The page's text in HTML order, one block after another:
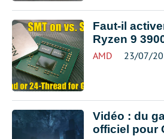
Faut-il
Ryzen 9
AMD 23/07/
Vidéo : du
officiel pour